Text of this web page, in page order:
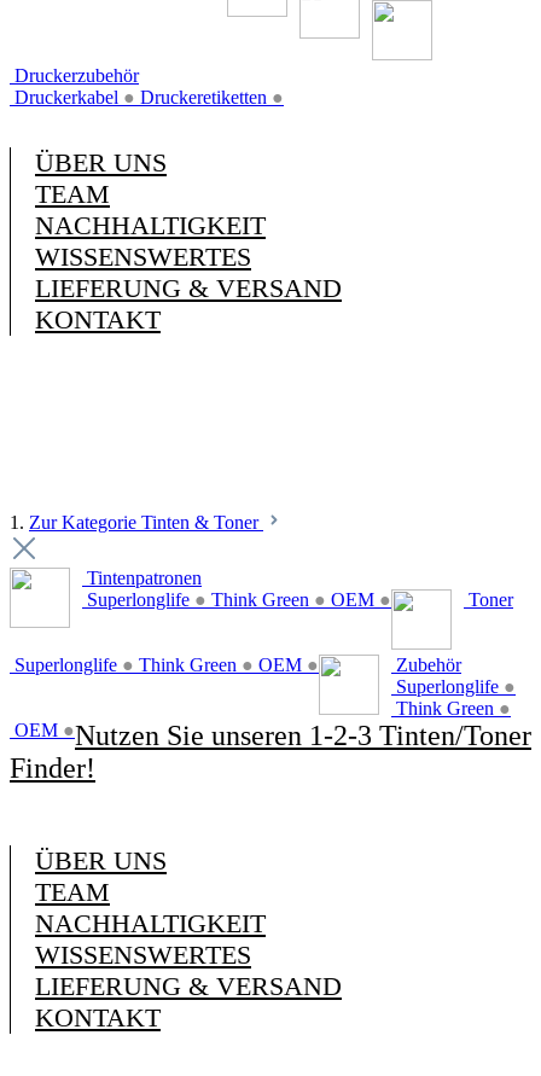
Druckerzubehör
Druckerkabel ● Druckeretiketten ●
ÜBER UNS
TEAM
NACHHALTIGKEIT
WISSENSWERTES
LIEFERUNG & VERSAND
KONTAKT
1. Zur Kategorie Tinten & Toner
Tintenpatronen
Superlonglife ● Think Green ● OEM ● Toner
Superlonglife ● Think Green ● OEM ●
Zubehör
Superlonglife ●
Think Green ●
OEM ●Nutzen Sie unseren 1-2-3 Tinten/Toner
Finder!
ÜBER UNS
TEAM
NACHHALTIGKEIT
WISSENSWERTES
LIEFERUNG & VERSAND
KONTAKT